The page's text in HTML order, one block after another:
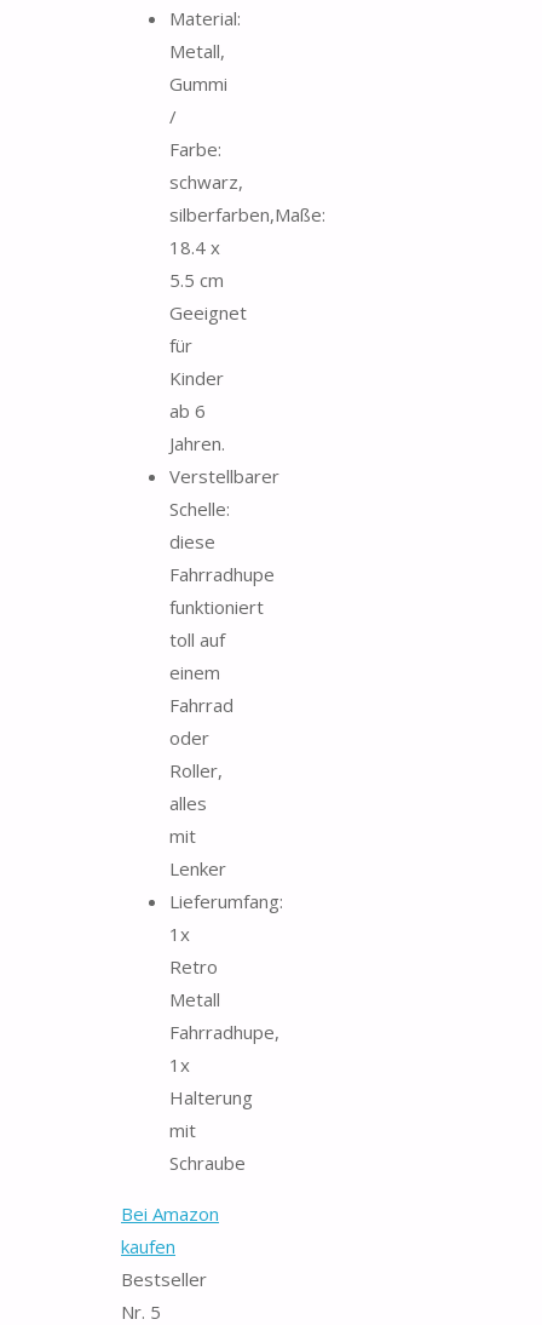
Material:
Metall,
Gummi
/
Farbe:
schwarz,
silberfarben,Maße:
18.4 x
5.5 cm
Geeignet
für
Kinder
ab 6
Jahren.
Verstellbarer
Schelle:
diese
Fahrradhupe
funktioniert
toll auf
einem
Fahrrad
oder
Roller,
alles
mit
Lenker
Lieferumfang:
1x
Retro
Metall
Fahrradhupe,
1x
Halterung
mit
Schraube
Bei Amazon
kaufen
Bestseller
Nr. 5